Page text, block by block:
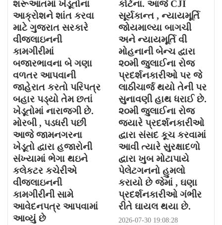
શરૂઆતમાં ખેડૂતોના
આક્રોશને શાંત કરવા
માટે ગુજરાત સરકારે
વીજલાઇનની
કામગીરીમાં
બજારભાવના બે ગણા
વળતર આપવાની
જાહેરાત કરતો પરિપત્ર
બહાર પડ્યો તેમ છતાં
ખેડૂતોમાં નારાજગી છે.
મોરબી , પડધરી પછી
આજે જામનગરના
ખેડૂતો દ્વારા હજારોની
સંખ્યામાં ભેગા થઇને
કલેકટર કચેરીએ
વીજલાઇનની
કામગીરીની સામે
આવેદનપત્ર આપવામાં
આવ્યું છે
કોર્ટના. આજે CJI
સૂર્યકાન્ત , ન્યાયમૂર્તિ
જોયમાલ્યા બાગચી
અને ન્યાયમૂર્તિ વી
મોહનાની બેન્ચ દ્વારા
૨૦મી જુલાઈના રોજ
પ્રદર્શનકારીઓ પર જે
લાઠીચાર્જ થયો તેની પર
સુનાવણી હાથ ધરાઈ છે.
૨૦મી જુલાઈના રોજ
જયારે પ્રદર્શનકારીઓ
દ્વારા સંસદ કૂચ કરવામાં
આવી ત્યારે સુરક્ષાદળો
દ્વારા ખુબ મોટાપાયે
પેલેટગનનો હુમલો
કરાયો છે જેમાં , ઘણા
પ્રદર્શનકારીઓ ગંભીર
રીતે ઘાયલ થયા છે.
2026-07-30 19:08:28